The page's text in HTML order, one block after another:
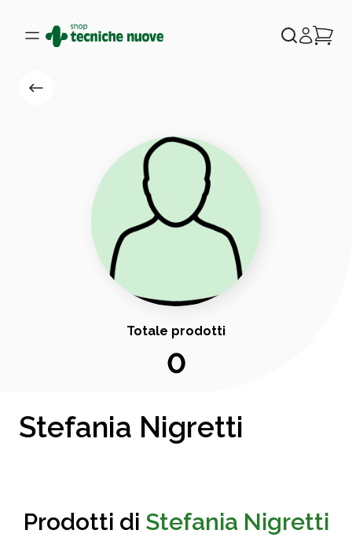
Totale prodotti
0
Stefania Nigretti
Prodotti di Stefania Nigretti